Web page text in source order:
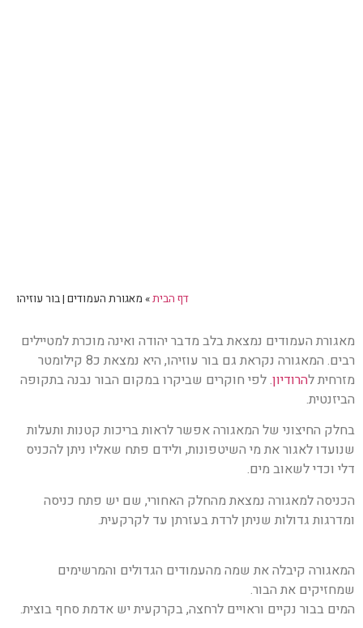
דף הבית» מאגורת העמודים | בור עוזיהו
מאגורת העמודים נמצאת בלב מדבר יהודה ואינה מוכרת למטיילים
רבים. המאגורה נקראת גם בור עוזיהו, היא נמצאת כ8 קילומטר
מזרחית להרודיון. לפי חוקרים שביקרו במקום הבור נבנה בתקופה
הביזנטית.
בחלק החיצוני של המאגורה אפשר לראות בריכות קטנות ותעלות
שנועדו לאגור את מי השיטפונות, ולידם פתח שאליו ניתן להכניס
דלי וכדי לשאוב מים.
הכניסה למאגורה נמצאת מהחלק האחורי, שם יש פתח כניסה
ומדרגות גדולות שניתן לרדת בעזרתן עד לקרקעית.
המאגורה קיבלה את שמה מהעמודים הגדולים והמרשימים
שמחזיקים את הבור.
המים בבור נקיים וראויים לרחצה, בקרקעית יש אדמת סחף בוצית.